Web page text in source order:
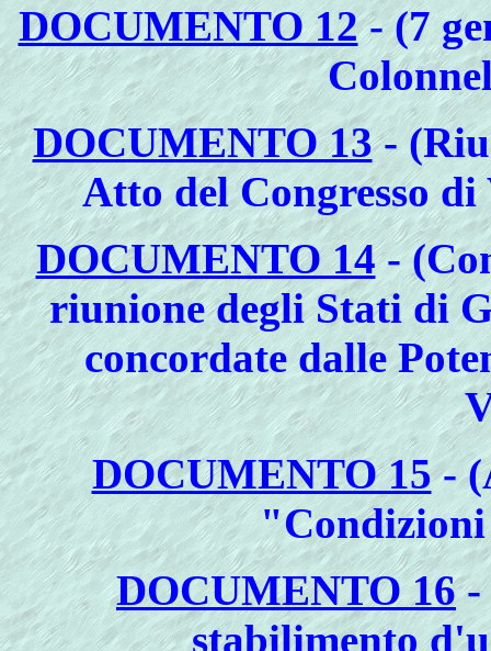
DOCUMENTO 12- (7
DOCUMENTO 13-
Atto del Congresso
DOCUMENTO 14-
riunione degli Stati di
concordate dalle
DOCUMENTO 15-
"Condizioni
DOCUMENTO 16-
stabilimento